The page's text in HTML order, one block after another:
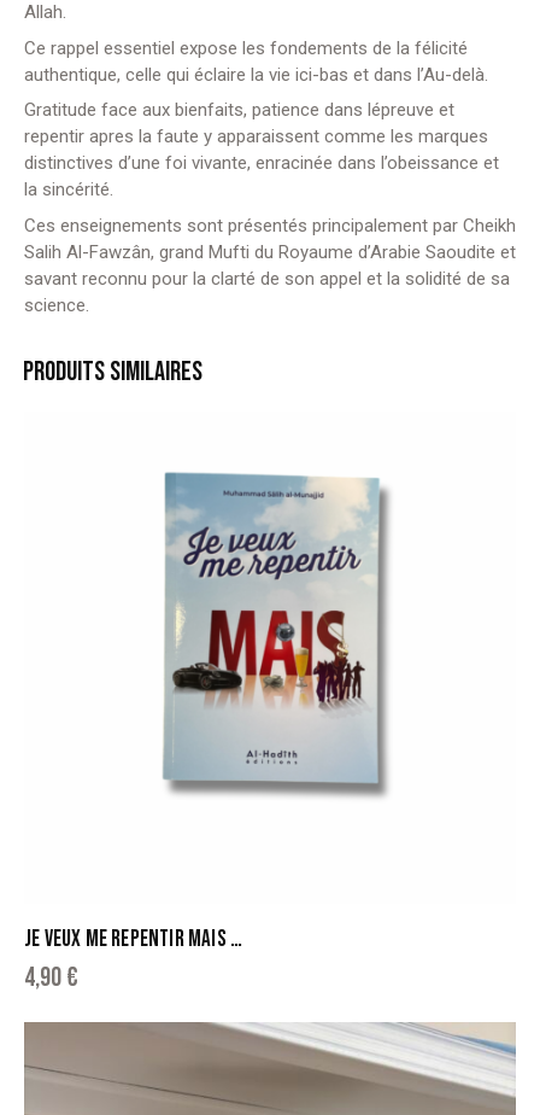
(éditions
Al
imam)
Allah.
Ce rappel essentiel expose les fondements de la félicité
authentique, celle qui éclaire la vie ici-bas et dans l’Au-delà.
Gratitude face aux bienfaits, patience dans lépreuve et
repentir apres la faute y apparaissent comme les marques
distinctives d’une foi vivante, enracinée dans l’obeissance et
la sincérité.
Ces enseignements sont présentés principalement par Cheikh
Salih Al-Fawzân, grand Mufti du Royaume d’Arabie Saoudite et
savant reconnu pour la clarté de son appel et la solidité de sa
science.
PRODUITS SIMILAIRES
JE VEUX ME REPENTIR MAIS …
4,90€